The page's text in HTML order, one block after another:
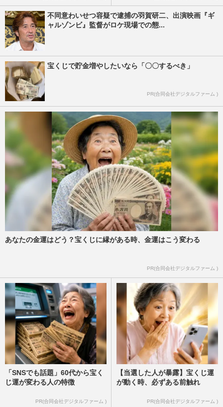
不同意わいせつ容疑で逮捕の羽賀研二、出演映画『ギ
ャルゾンビ』監督がロケ現場での態...
宝くじで貯金増やしたいなら「〇〇するべき」
PR(合同会社デジタルファーム )
あなたの金運はどう？宝くじに縁がある時、金運はこう変わる
PR(合同会社デジタルファーム )
「SNSでも話題」60代から宝く
じ運が変わる人の特徴
PR(合同会社デジタルファーム )
【当選した人が暴露】宝くじ運
が動く時、必ずある前触れ
PR(合同会社デジタルファーム )